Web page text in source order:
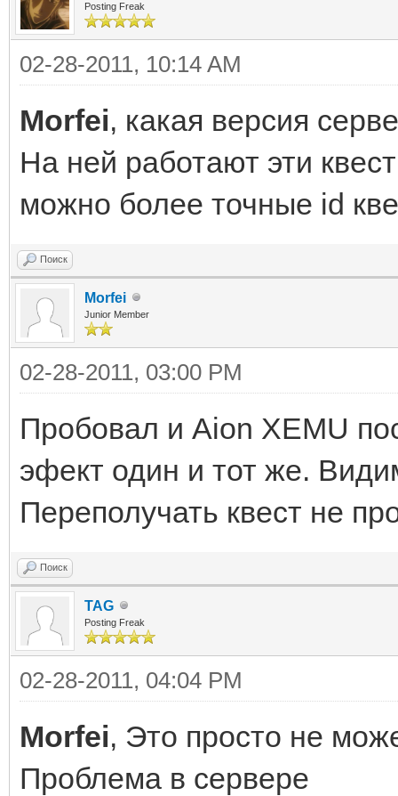
Posting Freak
02-28-2011, 10:14 AM
Morfei, какая версия
На ней работают эти
можно более точные id
Поиск
Morfei
Junior Member
02-28-2011, 03:00 PM
Пробовал и Aion XEMU
эфект один и тот же.
Переполучать квест не
Поиск
TAG
Posting Freak
02-28-2011, 04:04 PM
Morfei, Это просто не
Проблема в сервере